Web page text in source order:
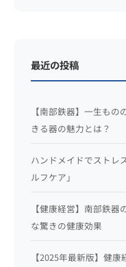
最近の投稿
【南部鉄器】一生も
きる器の魅力とは？
ハンドメイドでストレ
ルフケア」
【健康経営】南部鉄器
な驚きの健康効果
【2025年最新版】健